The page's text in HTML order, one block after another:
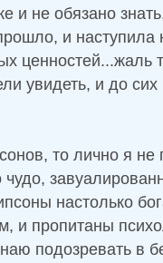
и не обязано
и наступила
ценностей...жаль
увидеть, и до
то лично я
настолько
и пропитаны
подозревать в